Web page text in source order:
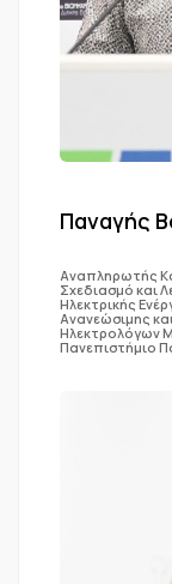
Παναγής
Αναπληρωτής
Σχεδιασμό και
Ηλεκτρικής
Ανανεώσιμης
Ηλεκτρολόγων
Πανεπιστήμιο